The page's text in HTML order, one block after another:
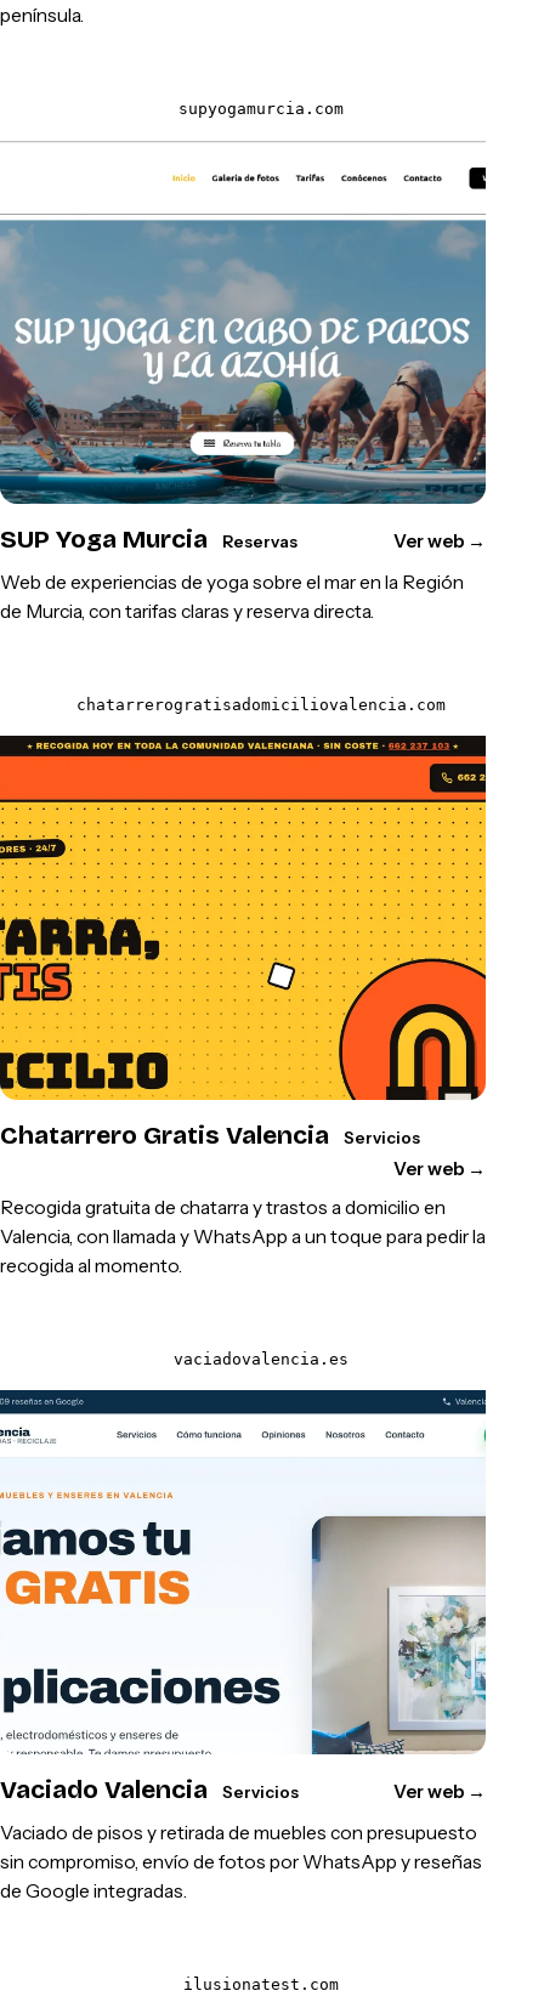
península.
supyogamurcia.com
SUP Yoga Murcia Reservas Ver web →
Web de experiencias de yoga sobre el mar en la Región
de Murcia, con tarifas claras y reserva directa.
chatarrerogratisadomiciliovalencia.com
Chatarrero Gratis Valencia Servicios
Ver web →
Recogida gratuita de chatarra y trastos a domicilio en
Valencia, con llamada y WhatsApp a un toque para pedir la
recogida al momento.
vaciadovalencia.es
Vaciado Valencia Servicios Ver web →
Vaciado de pisos y retirada de muebles con presupuesto
sin compromiso, envío de fotos por WhatsApp y reseñas
de Google integradas.
ilusionatest.com